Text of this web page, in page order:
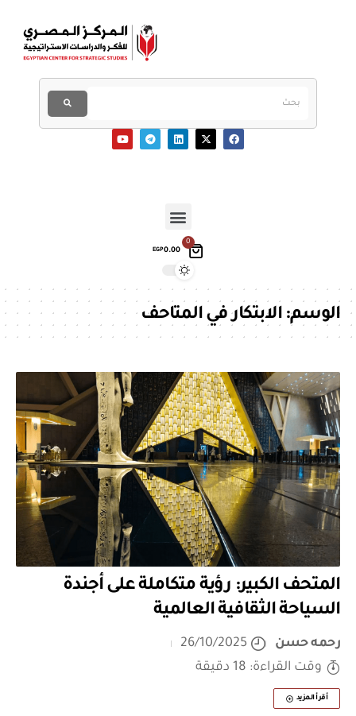
0
EGP0.00
الوسم:الابتكار في المتاحف
المتحف الكبير: رؤية متكاملة على أجندة
السياحة الثقافية العالمية
رحمه حسن
26/10/2025
وقت القراءة: 18 دقيقة
أقرأ المزيد